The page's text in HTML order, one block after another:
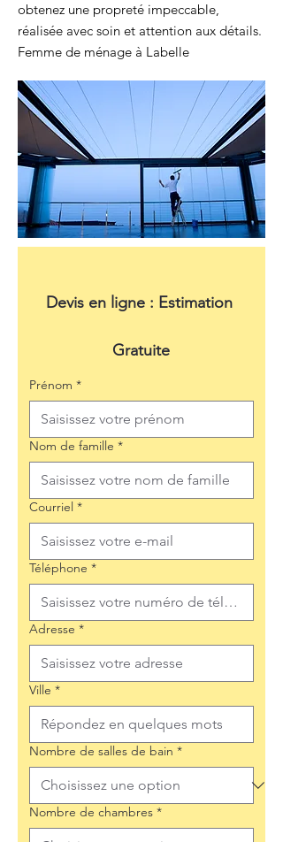
obtenez une propreté impeccable,
réalisée avec soin et attention aux détails.
Femme de ménage à Labelle
Devis en ligne : Estimation
Gratuite
Prénom *
Nom de famille *
Courriel *
Téléphone *
Adresse *
Ville *
Nombre de salles de bain *
Nombre de chambres *